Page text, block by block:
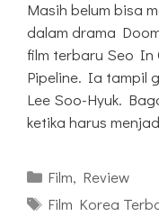
Masih belum bisa
dalam drama
film terbaru Seo In
Pipeline. Ia tampil
Lee Soo-Hyuk.
ketika harus
Kategori
Film, Review
Tag
Film Korea